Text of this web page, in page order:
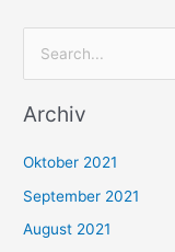
c
n
n
Archiv
Oktober 2021
September 2021
August 2021